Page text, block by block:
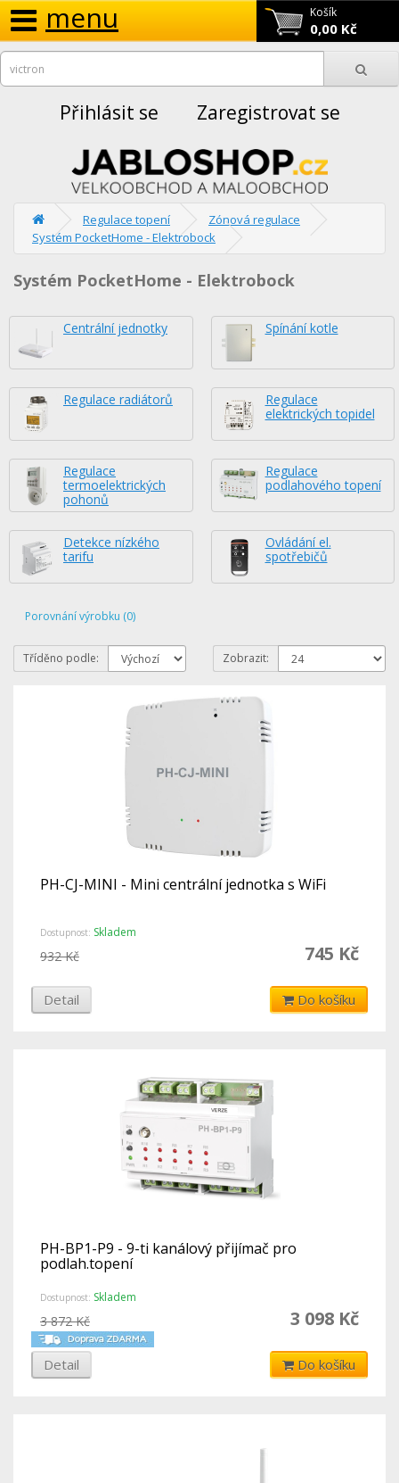
Košík
0,00 Kč
menu
Přihlásit se Zaregistrovat se
Regulace topení
Zónová regulace
Systém PocketHome - Elektrobock
Systém PocketHome - Elektrobock
Centrální jednotky Spínání kotle
Regulace radiátorů
Regulace
elektrických topidel
Regulace
termoelektrických
pohonů
Regulace
podlahového topení
Detekce nízkého
tarifu
Ovládání el.
spotřebičů
Porovnání výrobku (0)
Tříděno podle: Zobrazit:
PH-CJ-MINI - Mini centrální jednotka s WiFi
Dostupnost: Skladem
745 Kč
932 Kč
Detail Do košíku
PH-BP1-P9 - 9-ti kanálový přijímač pro
podlah.topení
Dostupnost: Skladem
3 098 Kč
3 872 Kč
Detail Do košíku